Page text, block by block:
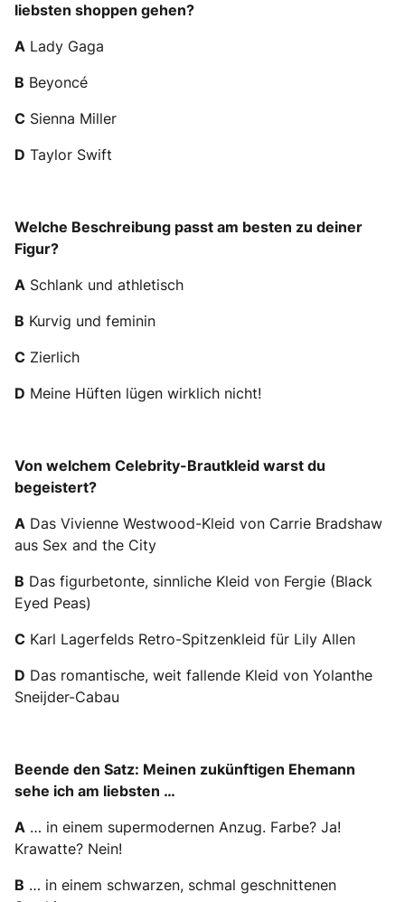
liebsten shoppen gehen?
A Lady Gaga
B Beyoncé
C Sienna Miller
D Taylor Swift
Welche Beschreibung passt am besten zu deiner
Figur?
A Schlank und athletisch
B Kurvig und feminin
C Zierlich
D Meine Hüften lügen wirklich nicht!
Von welchem Celebrity-Brautkleid warst du
begeistert?
A Das Vivienne Westwood-Kleid von Carrie Bradshaw
aus Sex and the City
B Das figurbetonte, sinnliche Kleid von Fergie (Black
Eyed Peas)
C Karl Lagerfelds Retro-Spitzenkleid für Lily Allen
D Das romantische, weit fallende Kleid von Yolanthe
Sneijder-Cabau
Beende den Satz: Meinen zukünftigen Ehemann
sehe ich am liebsten …
A … in einem supermodernen Anzug. Farbe? Ja!
Krawatte? Nein!
B … in einem schwarzen, schmal geschnittenen